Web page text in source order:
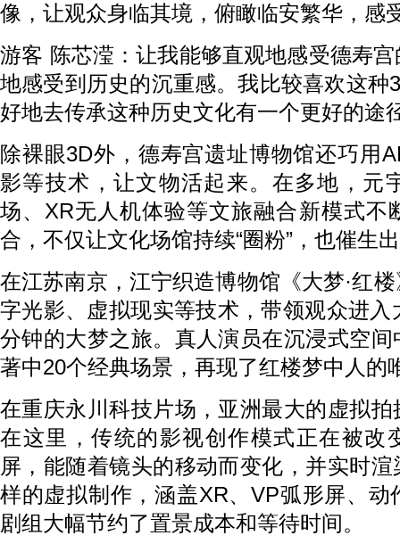
像，让观众身临其境，俯瞰临安繁华，感
游客 陈芯滢：让我能够直观地感受德寿
地感受到历史的沉重感。我比较喜欢这种
好地去传承这种历史文化有一个更好的途
除裸眼3D外，德寿宫遗址博物馆还巧用
影等技术，让文物活起来。在多地，元
场、XR无人机体验等文旅融合新模式不
合，不仅让文化场馆持续“圈粉”，也催生
在江苏南京，江宁织造博物馆《大梦·红
字光影、虚拟现实等技术，带领观众进
分钟的大梦之旅。真人演员在沉浸式空
著中20个经典场景，再现了红楼梦中人的
在重庆永川科技片场，亚洲最大的虚拟
在这里，传统的影视创作模式正在被改
屏，能随着镜头的移动而变化，并实时
样的虚拟制作，涵盖XR、VP弧形屏、动
剧组大幅节约了置景成本和等待时间。